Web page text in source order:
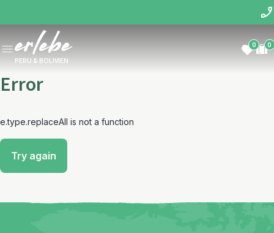
PERU & BOLIVIEN
0 0
Error
e.type.replaceAll is not a function
Try again